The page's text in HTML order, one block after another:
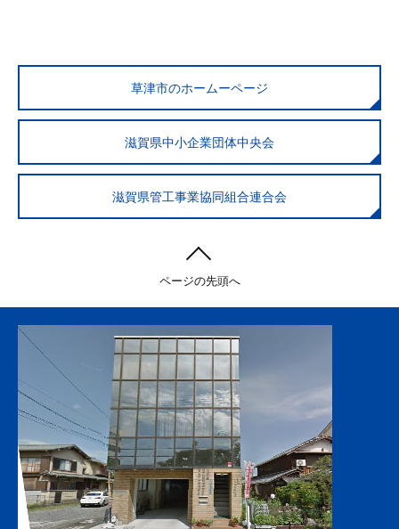
草津市のホームーページ
滋賀県中小企業団体中央会
滋賀県管工事業協同組合連合会
ページの先頭へ